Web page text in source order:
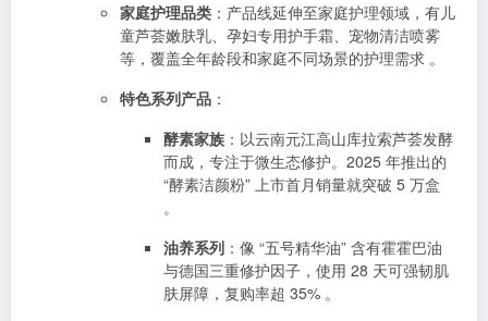
家庭护理品类 ：产品线延伸至家庭护理领域，有儿
童芦荟嫩肤乳、孕妇专用护手霜、宠物清洁喷雾
等，覆盖全年龄段和家庭不同场景的护理需求 。
特色系列产品 ：
酵素家族 ：以云南元江高山库拉索芦荟发酵
而成，专注于微生态修护。2025 年推出的
“酵素洁颜粉” 上市首月销量就突破 5 万盒
。
油养系列 ：像 “五号精华油” 含有霍霍巴油
与德国三重修护因子，使用 28 天可强韧肌
肤屏障，复购率超 35% 。